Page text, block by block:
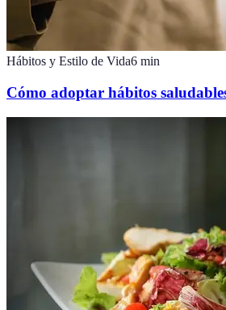
Hábitos y Estilo de Vida6 min
Cómo adoptar hábitos